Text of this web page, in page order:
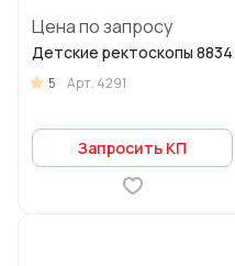
Цена по запросу
Детские ректоскопы 8834
5 Арт. 4291
Запросить КП